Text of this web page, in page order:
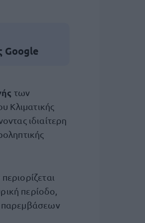
Google
των
Κλιματικής
ιδιαίτερη
περίοδο,
παρεμβάσεων